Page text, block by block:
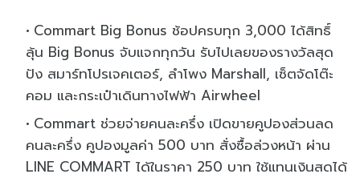
Commart Big Bonus ช้อปครบทุก 3,000 ได้สิทธิ์
ลุ้น Big Bonus จับแจกทุกวัน รับไปเลยของรางวัลสุด
ปัง สมาร์ทโปรเจคเตอร์, ลำโพง Marshall, เซ็ตจัดโต๊ะ
คอม และกระเป๋าเดินทางไฟฟ้า Airwheel
Commart ช่วยจ่ายคนละครึ่ง เปิดขายคูปองส่วนลด
คนละครึ่ง คูปองมูลค่า 500 บาท สั่งซื้อล่วงหน้า ผ่าน
LINE COMMART ได้ในราคา 250 บาท ใช้แทนเงินสดได้